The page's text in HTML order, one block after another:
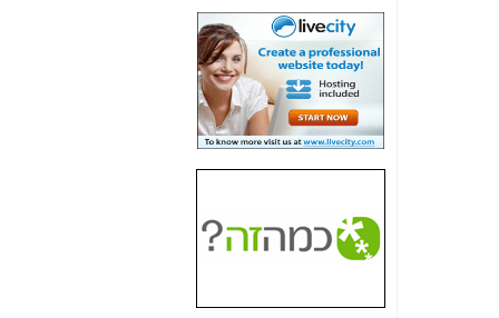
חשיפה: איוב קרא
אישר לקבוצת סלקום
בדיוק מה שביבי אישר
כאן
האם השר איוב קרא
היה צריך בכלל לחתום
על האישור, שנתן
האם ביבי וקרא קבלו
בכלל תמורה עבור